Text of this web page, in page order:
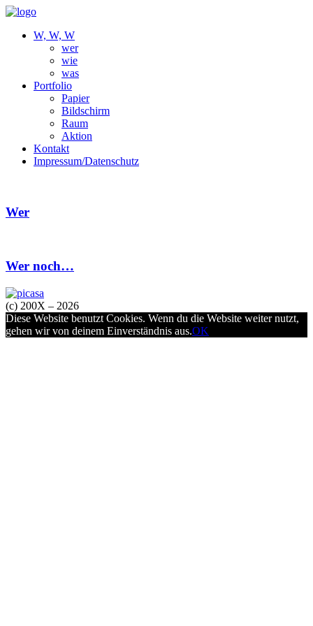
W, W, W
wer
wie
was
Portfolio
Papier
Bildschirm
Raum
Aktion
Kontakt
Impressum/Datenschutz
Wer
Wer noch…
(c) 200X – 2026
Diese Website benutzt Cookies. Wenn du die Website weiter nutzt,
gehen wir von deinem Einverständnis aus.OK